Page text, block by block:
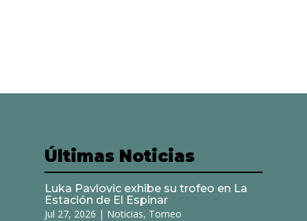
Últimas Noticias
Luka Pavlovic exhibe su trofeo en La
Estación de El Espinar
Jul 27, 2026 | Noticias, Torneo